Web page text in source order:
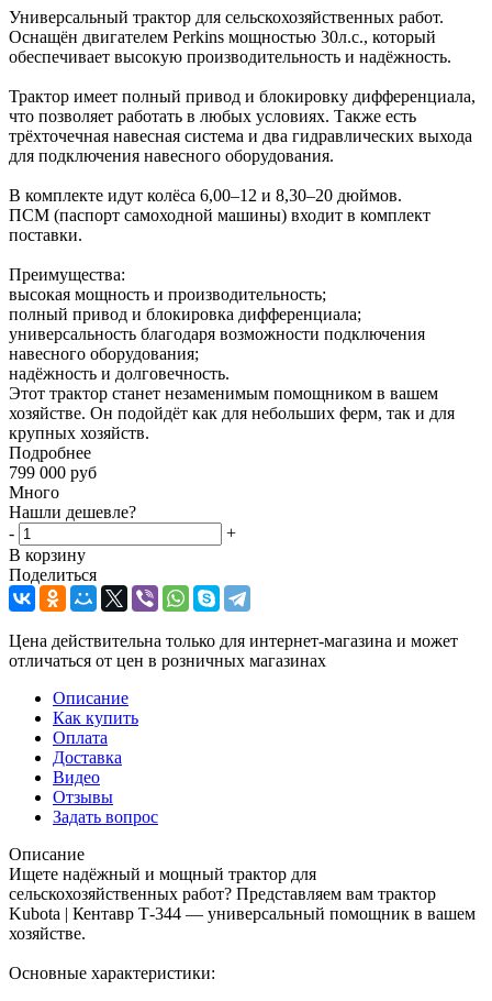
Универсальный трактор для сельскохозяйственных работ.
Оснащён двигателем Perkins мощностью 30л.с., который
обеспечивает высокую производительность и надёжность.
Трактор имеет полный привод и блокировку дифференциала,
что позволяет работать в любых условиях. Также есть
трёхточечная навесная система и два гидравлических выхода
для подключения навесного оборудования.
В комплекте идут колёса 6,00–12 и 8,30–20 дюймов.
ПСМ (паспорт самоходной машины) входит в комплект
поставки.
Преимущества:
высокая мощность и производительность;
полный привод и блокировка дифференциала;
универсальность благодаря возможности подключения
навесного оборудования;
надёжность и долговечность.
Этот трактор станет незаменимым помощником в вашем
хозяйстве. Он подойдёт как для небольших ферм, так и для
крупных хозяйств.
Подробнее
799 000 руб
Много
Нашли дешевле?
-
+
В корзину
Поделиться
Цена действительна только для интернет-магазина и может
отличаться от цен в розничных магазинах
Описание
Как купить
Оплата
Доставка
Видео
Отзывы
Задать вопрос
Описание
Ищете надёжный и мощный трактор для
сельскохозяйственных работ? Представляем вам трактор
Kubota | Кентавр Т-344 — универсальный помощник в вашем
хозяйстве.
Основные характеристики: